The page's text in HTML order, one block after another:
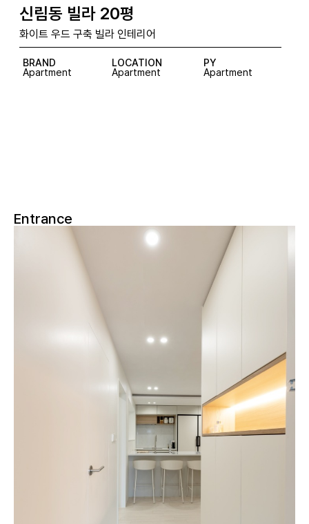
신림동 빌라 20평
화이트 우드 구축 빌라 인테리어
BRAND
Apartment
LOCATION
Apartment
PY
Apartment
Entrance